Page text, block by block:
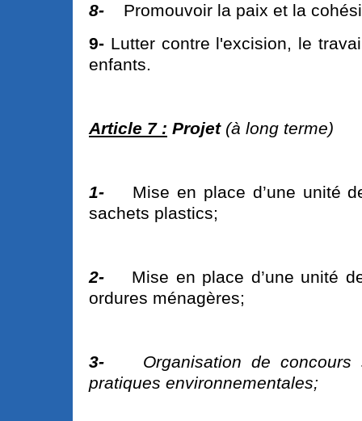
8- Promouvoir la paix et la
9- Lutter contre l'excision, le
enfants.
Article 7 : Projet (à long terme)
1- Mise en place d’une unité
sachets plastics;
2- Mise en place d’une unité
ordures ménagères;
3- Organisation de
pratiques environnementales;